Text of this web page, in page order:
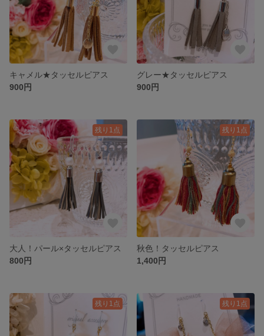
キャメル★タッセルピアス
900円
グレー★タッセルピアス
900円
残り1点
大人！パール×タッセルピアス
800円
残り1点
秋色！タッセルピアス
1,400円
残り1点 残り1点